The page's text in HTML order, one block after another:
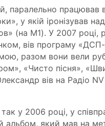
паралельно працював
у якій іронізував
(на M1). У 2007 році,
вів програму
разом вони вели
«Чисто пісня»,
вів на Радіо
у 2006 році, у
який мав на